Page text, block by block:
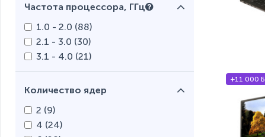
Intel Core i5 (27)
Intel Core i7 (
Intel Core Ultra 5 (
Intel Core Ultra 7 (
Qualcomm (6)
Частота процессора, ГГц
1.0 - 2.0 (88)
2.1 - 3.0 (30)
3.1 - 4.0 (21)
Количество ядер
2 (9)
4 (24)
+11 000 Б